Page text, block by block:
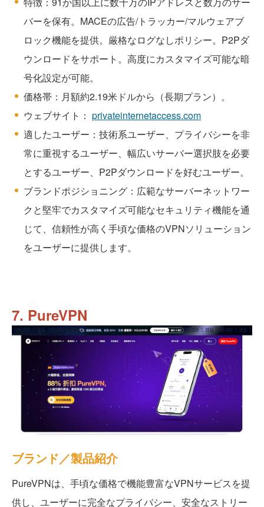
バーを保有。MACEの広告/トラッカー/マルウェアブ
ロック機能を提供。厳格なログなしポリシー。P2Pダ
ウンロードをサポート。高度にカスタマイズ可能な暗
号化設定が可能。
価格帯：月額約2.19米ドルから（長期プラン）。
ウェブサイト： privateinternetaccess.com
適したユーザー：技術系ユーザー、プライバシーを非
常に重視するユーザー、幅広いサーバー選択肢を必要
とするユーザー、P2Pダウンロードを好むユーザー。
ブランドポジショニング：広範なサーバーネットワー
クと堅牢でカスタマイズ可能なセキュリティ機能を通
じて、信頼性が高く手頃な価格のVPNソリューション
をユーザーに提供します。
7. PureVPN
ブランド／製品紹介
PureVPNは、手頃な価格で機能豊富なVPNサービスを提
供し、ユーザーに完全なプライバシー、安全なストリー